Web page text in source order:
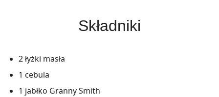
Składniki
2 łyżki masła
1 cebula
1 jabłko Granny Smith